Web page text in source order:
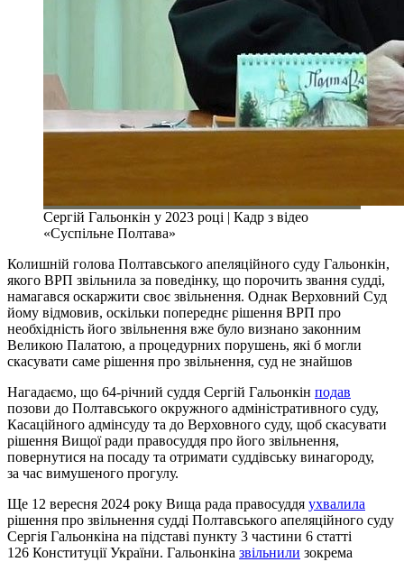
Сергій Гальонкін у 2023 році | Кадр з відео
«Суспільне Полтава»
Колишній голова Полтавського апеляційного суду Гальонкін,
якого ВРП звільнила за поведінку, що порочить звання судді,
намагався оскаржити своє звільнення. Однак Верховний Суд
йому відмовив, оскільки попереднє рішення ВРП про
необхідність його звільнення вже було визнано законним
Великою Палатою, а процедурних порушень, які б могли
скасувати саме рішення про звільнення, суд не знайшов
Нагадаємо, що 64-річний суддя Сергій Гальонкін подав
позови до Полтавського окружного адміністративного суду,
Касаційного адмінсуду та до Верховного суду, щоб скасувати
рішення Вищої ради правосуддя про його звільнення,
повернутися на посаду та отримати суддівську винагороду,
за час вимушеного прогулу.
Ще 12 вересня 2024 року Вища рада правосуддя ухвалила
рішення про звільнення судді Полтавського апеляційного суду
Сергія Гальонкіна на підставі пункту 3 частини 6 статті
126 Конституції України. Гальонкіна звільнили зокрема